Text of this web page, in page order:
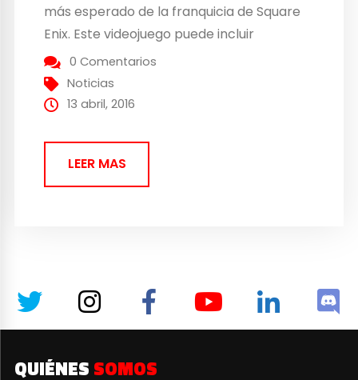
más esperado de la franquicia de Square
Enix. Este videojuego puede incluir
elementos de carácter propio como por
ejemplo los spin off que se fueron
añadiendo a lo largo de toda la historia de
0 Comentarios
Noticias
13 abril, 2016
LEER MAS
QUIÉNES SOMOS